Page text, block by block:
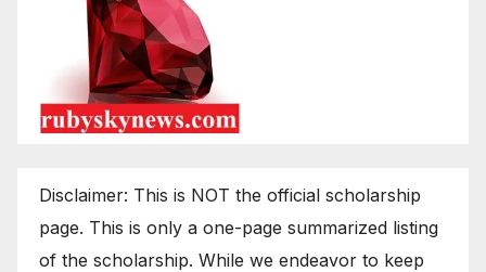
Disclaimer: This is NOT the official scholarship
page. This is only a one-page summarized listing
of the scholarship. While we endeavor to keep